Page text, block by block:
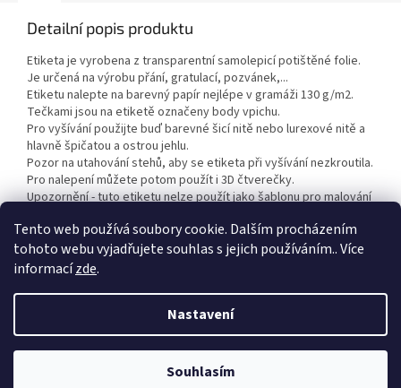
Tento web používá soubory cookie. Dalším procházením
tohoto webu vyjadřujete souhlas s jejich používáním.. Více
informacízde.
Nastavení
Souhlasím
Detailní popis produktu
Etiketa je vyrobena z transparentní samolepicí potištěné folie.
Je určená na výrobu přání, gratulací, pozvánek,...
Etiketu nalepte na barevný papír nejlépe v gramáži 130 g/m2.
Tečkami jsou na etiketě označeny body vpichu.
Pro vyšívání použijte buď barevné šicí nitě nebo lurexové nitě a
hlavně špičatou a ostrou jehlu.
Pozor na utahování stehů, aby se etiketa při vyšívání nezkroutila.
Pro nalepení můžete potom použít i 3D čtverečky.
Upozornění - tuto etiketu nelze použít jako šablonu pro malování
Vytvořil Shoptet
Duhová planeta. Všechna práva vyhrazena.